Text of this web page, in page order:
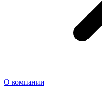
О компании